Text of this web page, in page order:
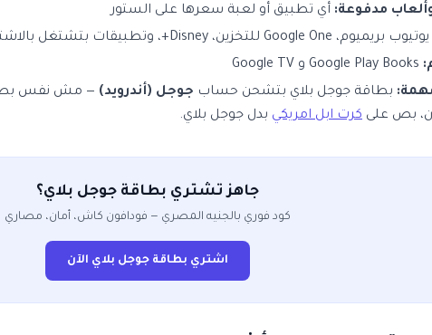
مدفوعة: أي تطبيق أو لعبة سعرها على الستور
يوتيوب بريميوم، Google One للتخزين، Disney+، وتطبيقات بتشتغل بالاشتراك الشهري
بطاقة جوجل بلاي بتشحن حساب جوجل (أندرويد) — مش نفس
بص على كرت ابل امريكي بدل جوجل بلاي.
جاهز تشتري بطاقة جوجل بلاي؟
كود فوري بالجنيه المصري — فودافون كاش، أمان، مصاري
اشتري بطاقة جوجل بلاي الآن